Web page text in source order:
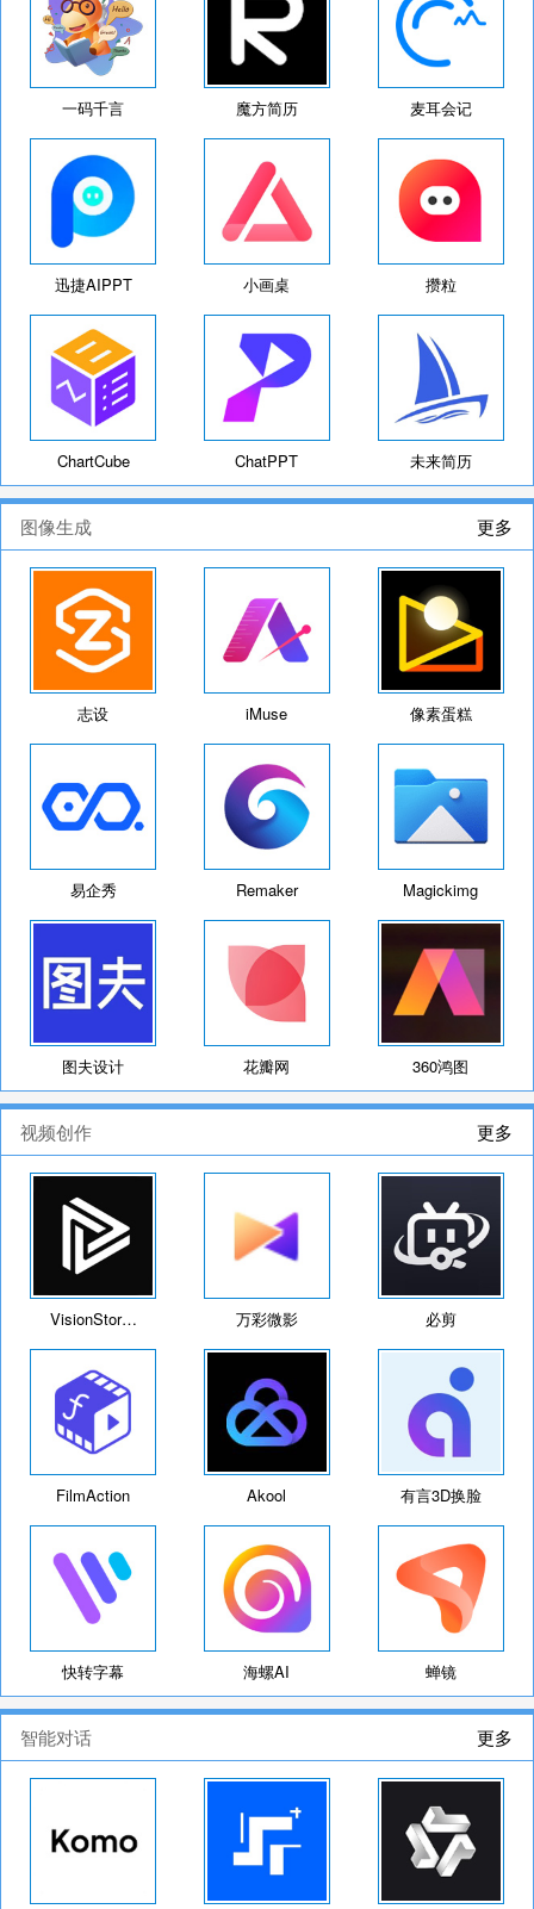
一码千言 魔方简历 麦耳会记
迅捷AIPPT 小画桌 攒粒
ChartCube ChatPPT 未来简历
图像生成 更多
志设 iMuse 像素蛋糕
易企秀 Remaker Magickimg
图夫设计 花瓣网 360鸿图
视频创作 更多
VisionStor… 万彩微影 必剪
FilmAction Akool 有言3D换脸
快转字幕 海螺AI 蝉镜
智能对话 更多